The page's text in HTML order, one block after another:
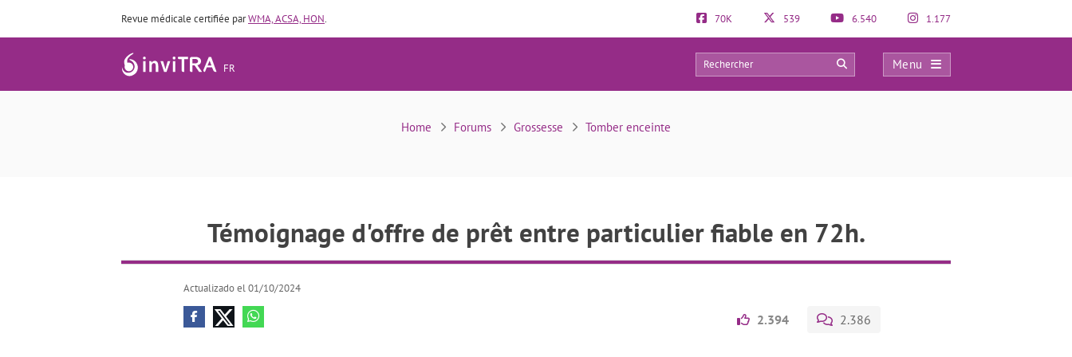
Revue médicale certifiée parWMA, ACSA, HON. 70K 539 6.540 1.177
FR
Menu
Témoignage d'offre de prêt entre particulier fiable en 72h.
8 0
Home Forums Grossesse Tomber enceinte
Témoignage d'offre de prêt entre particulier fiable en 72h.
Actualizado el 01/10/2024
2.394 2.386